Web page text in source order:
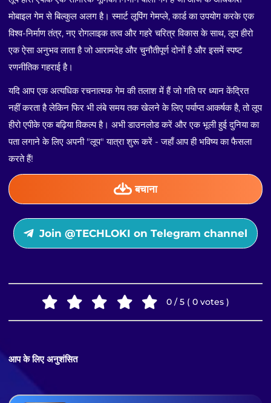
मोबाइल गेम से बिल्कुल अलग है। स्मार्ट लूपिंग गेमप्ले, कार्ड का उपयोग करके एक
विश्व-निर्माण तंत्र, नए रोगलाइक तत्व और गहरे चरित्र विकास के साथ, लूप हीरो
एक ऐसा अनुभव लाता है जो आरामदेह और चुनौतीपूर्ण दोनों है और इसमें स्पष्ट
रणनीतिक गहराई है।
यदि आप एक अत्यधिक रचनात्मक गेम की तलाश में हैं जो गति पर ध्यान केंद्रित
नहीं करता है लेकिन फिर भी लंबे समय तक खेलने के लिए पर्याप्त आकर्षक है, तो लूप
हीरो एपीके एक बढ़िया विकल्प है। अभी डाउनलोड करें और एक भूली हुई दुनिया का
पता लगाने के लिए अपनी "लूप" यात्रा शुरू करें - जहाँ आप ही भविष्य का फैसला
करते हैं!
बचाना
Join @TECHLOKI on Telegram channel
0 / 5 ( 0 votes )
आप के लिए अनुशंसित